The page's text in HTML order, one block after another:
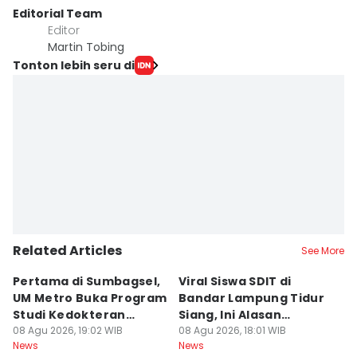
Editorial Team
Editor
Martin Tobing
Tonton lebih seru di
Related Articles See More
Pertama di Sumbagsel,
UM Metro Buka Program
Studi Kedokteran
Hewan
08 Agu 2026, 19:02 WIB
News
Viral Siswa SDIT di
Bandar Lampung Tidur
Siang, Ini Alasan
Sekolah
08 Agu 2026, 18:01 WIB
News